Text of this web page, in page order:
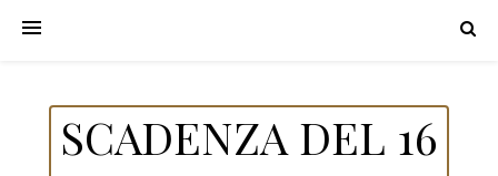
SCADENZA DEL 16